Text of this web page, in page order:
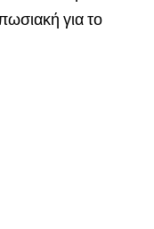
για το